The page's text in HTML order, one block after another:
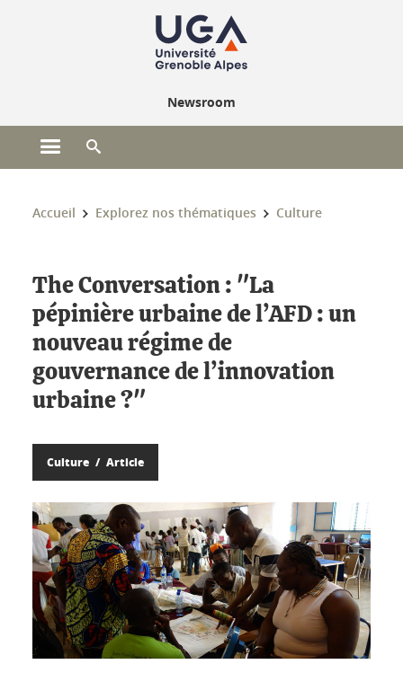
Newsroom
Ouvrir le menu principal
Vous êtes ici :
Accueil Explorez nos thématiques Culture
The Conversation : "La
pépinière urbaine de l’AFD : un
nouveau régime de
gouvernance de l’innovation
urbaine ?"
Culture Article